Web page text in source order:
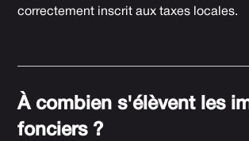
correctement inscrit aux taxes locales.
À combien s'élèvent les
fonciers ?